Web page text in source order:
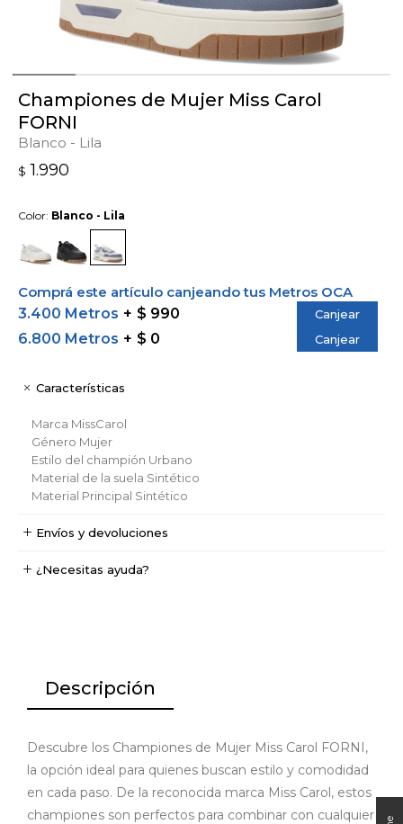
Championes de Mujer Miss Carol
FORNI
Blanco - Lila
$ 1.990
Color: Blanco - Lila
Comprá este artículo canjeando tus Metros OCA
3.400 Metros
$ 990 Canjear
6.800 Metros $ 0 Canjear
Características
Marca MissCarol
Género Mujer
Estilo del champión Urbano
Material de la suela Sintético
Material Principal Sintético
Envíos y devoluciones
¿Necesitas ayuda?
Descripción
Descubre los Championes de Mujer Miss Carol FORNI,
la opción ideal para quienes buscan estilo y comodidad
en cada paso. De la reconocida marca Miss Carol, estos
championes son perfectos para combinar con cualquier